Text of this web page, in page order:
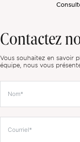
Contactez
Vous souhaitez en savoir
équipe, nous vous